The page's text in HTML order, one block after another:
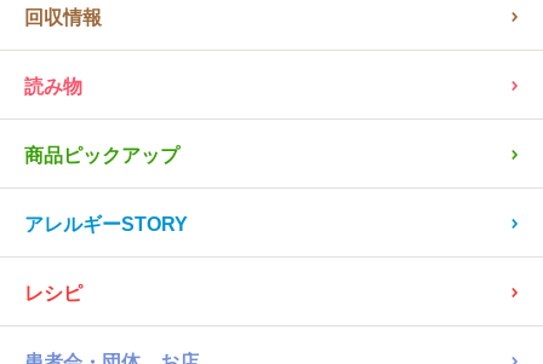
回収情報
読み物
商品ピックアップ
アレルギーSTORY
レシピ